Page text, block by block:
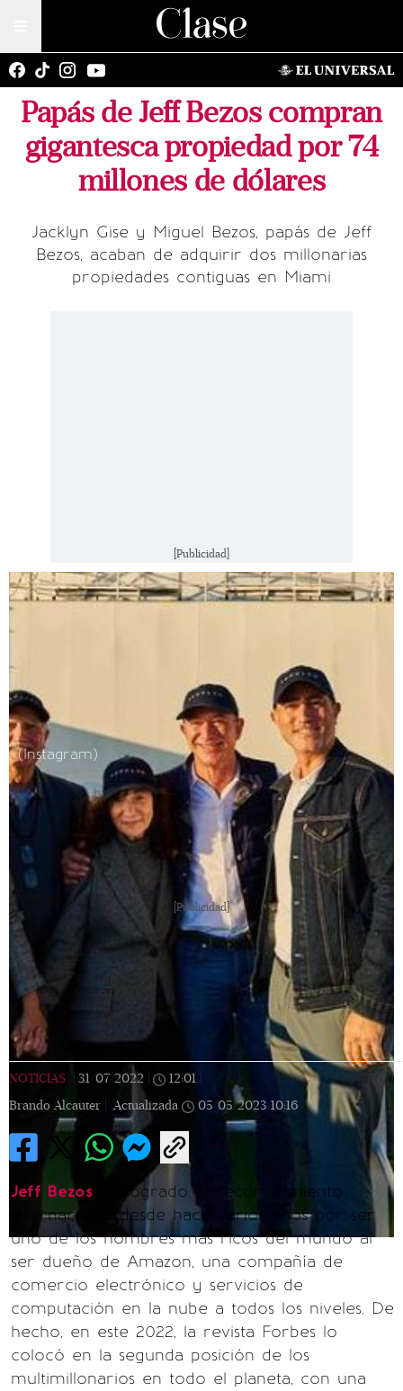
Papás de Jeff Bezos compran
gigantesca propiedad por 74
millones de dólares
Jacklyn Gise y Miguel Bezos, papás de Jeff
Bezos, acaban de adquirir dos millonarias
propiedades contiguas en Miami
[Publicidad]
(Instagram)
[Publicidad]
NOTICIAS 31/07/2022 12:01
Brando Alcauter |
Actualizada 05/05/2023 10:16
Jeff Bezos ha logrado el reconocimiento
internacional desde hace varios años por ser
uno de los hombres más ricos del mundo al
ser dueño de Amazon, una compañía de
comercio electrónico y servicios de
computación en la nube a todos los niveles. De
hecho, en este 2022, la revista Forbes lo
colocó en la segunda posición de los
multimillonarios en todo el planeta, con una